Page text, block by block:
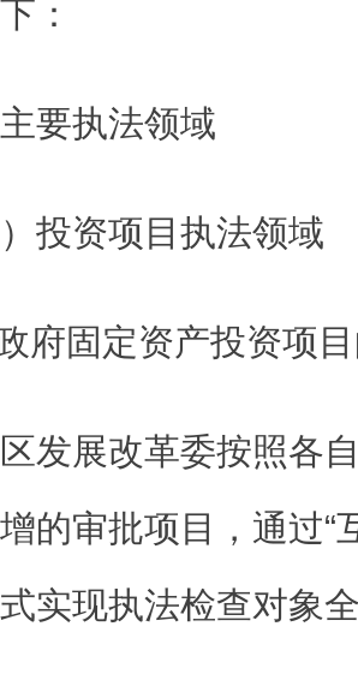
：
要执法领域
）投资项目执法领域
府固定资产投资项
发展改革委按照各
的审批项目，通过“
实现执法检查对象